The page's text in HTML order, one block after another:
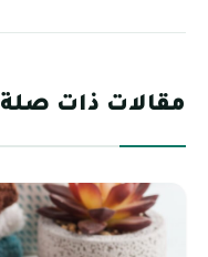
مقالات ذات صلة